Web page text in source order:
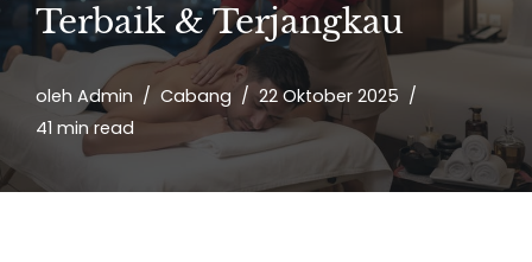
Terbaik & Terjangkau
oleh Admin Cabang
22 Oktober 2025
41 min read